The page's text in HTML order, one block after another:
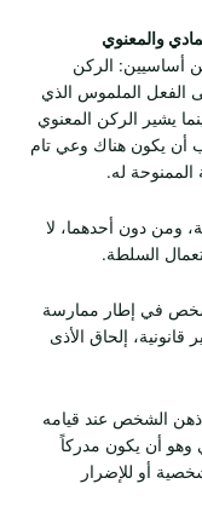
والمعنوي
أساسيين: الركن
الفعل الملموس الذي
يشير الركن المعنوي
أن يكون هناك وعي تام
له.
ومن دون أحدهما، لا
السلطة.
في إطار ممارسة
إلحاق الأذى
ذهن الشخص عند قيامه
وهو أن يكون مدركاً
أو للإضرار